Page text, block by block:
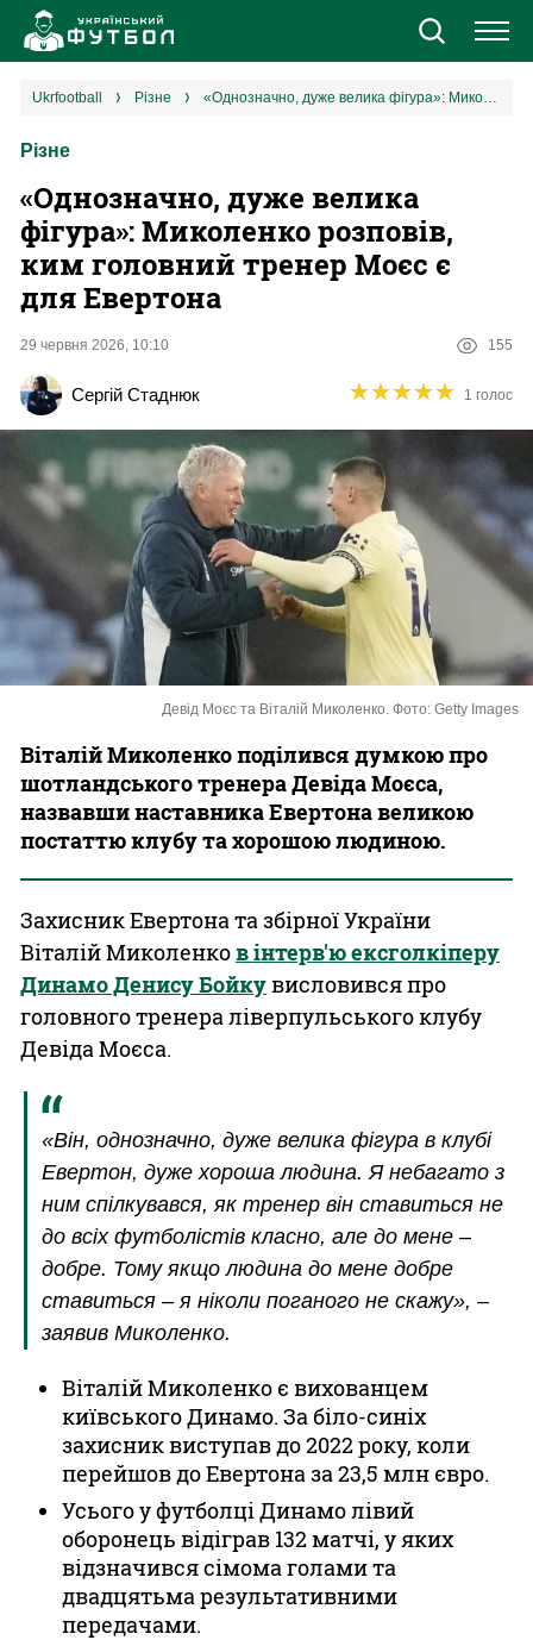
Новини
Єврокубки
УПЛ
Різне
Букмекери
Казино
ukrfootball різне «Однозначно, дуже велика фігура»: Миколенко розповів, ким головний тренер Моєс є для Евертона
Різне
«Однозначно, дуже велика
фігура»: Миколенко розповів,
ким головний тренер Моєс є
для Евертона
29 червня 2026, 10:10 155
Сергій Стаднюк ★★★★★
★★★★★ 1 голос
Девід Моєс та Віталій Миколенко. Фото: Getty Images
Віталій Миколенко поділився думкою про
шотландського тренера Девіда Моєса,
назвавши наставника Евертона великою
постаттю клубу та хорошою людиною.
Захисник Евертона та збірної України
Віталій Миколенков інтерв'ю ексголкіперу
Динамо Денису Бойкувисловився про
головного тренера ліверпульського клубу
Девіда Моєса.
«Він, однозначно, дуже велика фігура в клубі
Евертон, дуже хороша людина. Я небагато з
ним спілкувався, як тренер він ставиться не
до всіх футболістів класно, але до мене –
добре. Тому якщо людина до мене добре
ставиться – я ніколи поганого не скажу», –
заявив Миколенко.
Віталій Миколенко є вихованцем
київського Динамо. За біло-синіх
захисник виступав до 2022 року, коли
перейшов до Евертона за 23,5 млн євро.
Усього у футболці Динамо лівий
оборонець відіграв 132 матчі, у яких
відзначився сімома голами та
двадцятьма результативними
передачами.